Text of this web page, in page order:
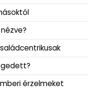
érzelmeket